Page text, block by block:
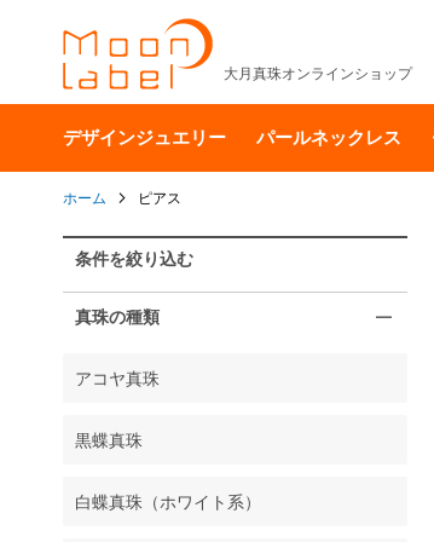
大月真珠オンラインショップ
デザインジュエリー パールネックレス
ホーム ピアス
条件を絞り込む
真珠の種類
アコヤ真珠
黒蝶真珠
白蝶真珠（ホワイト系）